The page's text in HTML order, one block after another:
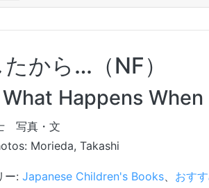
から…（NF）
Happens
写真・文
Morieda, Takashi
ー: Japanese Children's Books、 おす